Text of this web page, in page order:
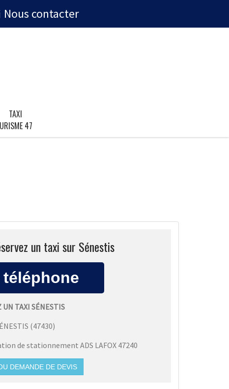
Nous contacter
TAXI
47
un taxi sur Sénestis
UN TAXI SÉNESTIS
(47430)
de stationnement ADS LAFOX 47240
DEMANDE DE DEVIS